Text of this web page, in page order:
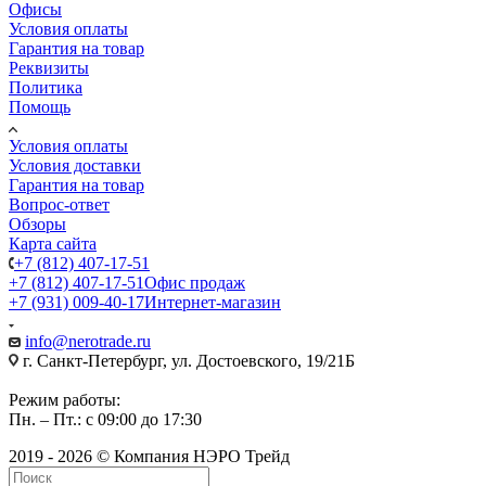
Офисы
Условия оплаты
Гарантия на товар
Реквизиты
Политика
Помощь
Условия оплаты
Условия доставки
Гарантия на товар
Вопрос-ответ
Обзоры
Карта сайта
+7 (812) 407-17-51
+7 (812) 407-17-51Офис продаж
+7 (931) 009-40-17Интернет-магазин
info@nerotrade.ru
г. Санкт-Петербург, ул. Достоевского, 19/21Б
Режим работы:
Пн. – Пт.: с 09:00 до 17:30
2019 - 2026 © Компания НЭРО Трейд